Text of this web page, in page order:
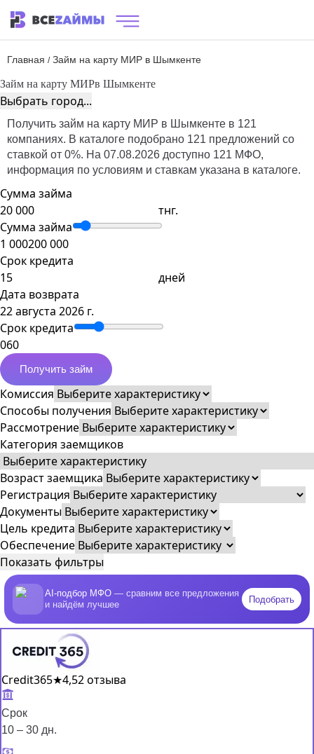
Главная / Займ на карту МИР в Шымкенте
Займ на карту МИРв Шымкенте
Выбрать город...
Получить займ на карту МИР в Шымкенте в 121
компаниях. В каталоге подобрано 121 предложений со
ставкой от 0%. На 07.08.2026 доступно 121 МФО,
информация по условиям и ставкам указана в каталоге.
Сумма займа
тнг.
Сумма займа
1 000200 000
Срок кредита
дней
Дата возврата
22 августа 2026 г.
Срок кредита
060
Получить займ
Комиссия
Способы получения
Рассмотрение
Категория заемщиков
Возраст заемщика
Регистрация
Документы
Цель кредита
Обеспечение
Показать фильтры
AI-подбор МФО — сравним все предложения
и найдём лучшее
Подобрать
Credit365★4,52 отзыва
Срок
10 – 30 дн.